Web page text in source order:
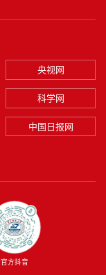
央视网
科学网
中国日报网
官方抖音